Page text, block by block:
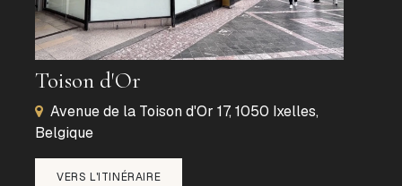
Toison d'Or
Avenue de la Toison d'Or 17, 1050 Ixelles,
Belgique
VERS L'ITINÉRAIRE